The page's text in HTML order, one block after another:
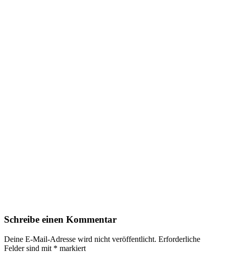
Schreibe einen Kommentar
Deine E-Mail-Adresse wird nicht veröffentlicht. Erforderliche
Felder sind mit * markiert